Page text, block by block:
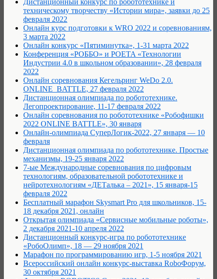
Дистанционный конкурс по робототехнике и
техническому творчеству «Истории мира», заявки до 25
февраля 2022
Онлайн курс подготовки к WRO 2022 и соревнованиям,
3 марта 2022
Онлайн конкурс «Пятиминутка», 1-31 марта 2022
Конференция «РОББО» и POETA «Технологии
Индустрии 4.0 в школьном образовании», 28 февраля
2022
Онлайн соревнования Кегельринг WeDo 2.0.
ONLINE_BATTLE, 27 февраля 2022
Дистанционная олимпиада по робототехнике.
Легопроектирование, 11-17 февраля 2022
Онлайн соревнования по робототехнике «Робофишки
2022 ONLINE BATTLE», 30 января
Онлайн-олимпиада СуперЛогик-2022, 27 января — 10
февраля
Дистанционная олимпиада по робототехнике. Простые
механизмы, 19-25 января 2022
7-ые Международные соревнования по цифровым
технологиям, образовательной робототехнике и
нейротехнологиям «ДЕТалька – 2021», 15 января-15
февраля 2022
Бесплатный марафон Skysmart Pro для школьников, 15-
18 декабря 2021, онлайн
Открытая олимпиада «Сервисные мобильные роботы»,
2 декабря 2021-10 апреля 2022
Дистанционный конкурс-игра по робототехнике
«РобоОлимп», 18 — 29 ноября 2021
Марафон по программированию игр, 1-5 ноября 2021
Всероссийский онлайн конкурс-выставка RoboФорум,
30 октября 2021